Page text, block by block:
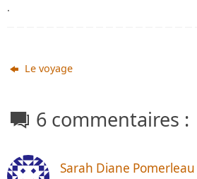
.
Le voyage
6 commentaires :
Sarah Diane Pomerleau